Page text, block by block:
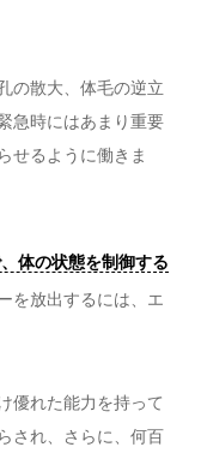
の散大、体毛の逆立
急時にはあまり重要
せるように働きま
体の状態を制御する
を放出するには、エ
優れた能力を持って
され、さらに、何百